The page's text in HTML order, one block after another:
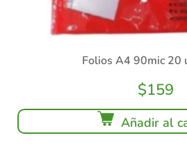
Folios A4 90mic 20
$159
Añadir al